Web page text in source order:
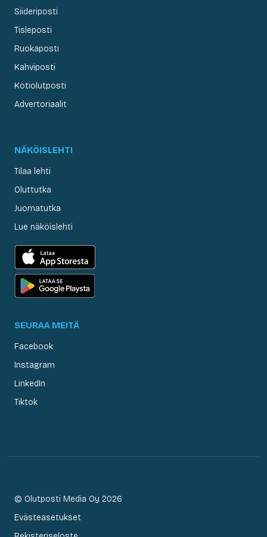
Siideriposti
Tisleposti
Ruokaposti
Kahviposti
Kotiolutposti
Advertoriaalit
NÄKÖISLEHTI
Tilaa lehti
Oluttutka
Juomatutka
Lue näköislehti
SEURAA MEITÄ
Facebook
Instagram
LinkedIn
Tiktok
© Olutposti Media Oy 2026
Evästeasetukset